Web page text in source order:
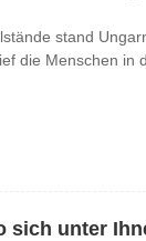
stand
die Menschen in
unter